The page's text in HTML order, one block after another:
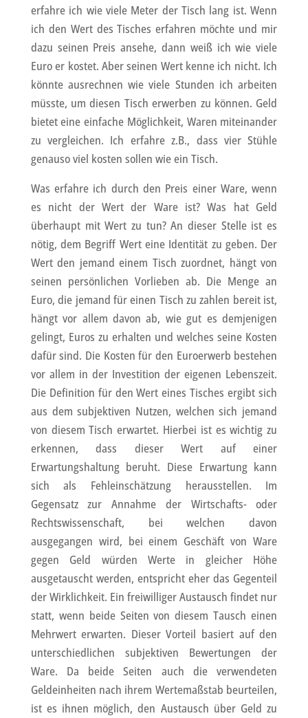
erfahre ich wie viele Meter der Tisch lang ist. Wenn
ich den Wert des Tisches erfahren möchte und mir
dazu seinen Preis ansehe, dann weiß ich wie viele
Euro er kostet. Aber seinen Wert kenne ich nicht. Ich
könnte ausrechnen wie viele Stunden ich arbeiten
müsste, um diesen Tisch erwerben zu können. Geld
bietet eine einfache Möglichkeit, Waren miteinander
zu vergleichen. Ich erfahre z.B., dass vier Stühle
genauso viel kosten sollen wie ein Tisch.
Was erfahre ich durch den Preis einer Ware, wenn
es nicht der Wert der Ware ist? Was hat Geld
überhaupt mit Wert zu tun? An dieser Stelle ist es
nötig, dem Begriff Wert eine Identität zu geben. Der
Wert den jemand einem Tisch zuordnet, hängt von
seinen persönlichen Vorlieben ab. Die Menge an
Euro, die jemand für einen Tisch zu zahlen bereit ist,
hängt vor allem davon ab, wie gut es demjenigen
gelingt, Euros zu erhalten und welches seine Kosten
dafür sind. Die Kosten für den Euroerwerb bestehen
vor allem in der Investition der eigenen Lebenszeit.
Die Definition für den Wert eines Tisches ergibt sich
aus dem subjektiven Nutzen, welchen sich jemand
von diesem Tisch erwartet. Hierbei ist es wichtig zu
erkennen, dass dieser Wert auf einer
Erwartungshaltung beruht. Diese Erwartung kann
sich als Fehleinschätzung herausstellen. Im
Gegensatz zur Annahme der Wirtschafts- oder
Rechtswissenschaft, bei welchen davon
ausgegangen wird, bei einem Geschäft von Ware
gegen Geld würden Werte in gleicher Höhe
ausgetauscht werden, entspricht eher das Gegenteil
der Wirklichkeit. Ein freiwilliger Austausch findet nur
statt, wenn beide Seiten von diesem Tausch einen
Mehrwert erwarten. Dieser Vorteil basiert auf den
unterschiedlichen subjektiven Bewertungen der
Ware. Da beide Seiten auch die verwendeten
Geldeinheiten nach ihrem Wertemaßstab beurteilen,
ist es ihnen möglich, den Austausch über Geld zu